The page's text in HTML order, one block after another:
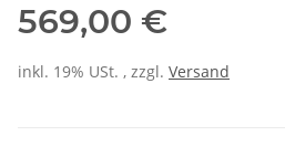
569,00 €
inkl. 19% USt. , zzgl. Versand